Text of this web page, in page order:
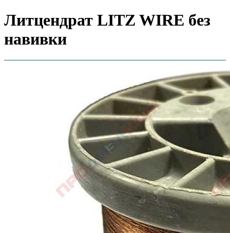
Литцендрат LITZ WIRE без
навивки